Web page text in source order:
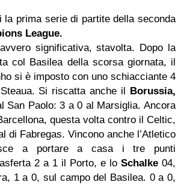
la prima serie di partite della seconda
League.
significativa, stavolta. Dopo la
col Basilea della scorsa giornata, il
si è imposto con uno schiacciante 4
Si riscatta anche il Borussia,
San Paolo: 3 a 0 al Marsiglia. Ancora
questa volta contro il Celtic,
di Fabregas. Vincono anche l’Atletico
a portare a casa i tre punti
2 a 1 il Porto, e lo Schalke 04,
1 a 0, sul campo del Basilea. 0 a 0,